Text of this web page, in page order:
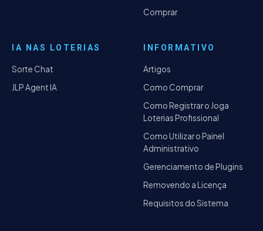
Comprar
IA NAS LOTERIAS
Sorte Chat
JLP Agent IA
INFORMATIVO
Artigos
Como Comprar
Como Registrar o Joga
Loterias Profissional
Como Utilizar o Painel
Administrativo
Gerenciamento de Plugins
Removendo a Licença
Requisitos do Sistema